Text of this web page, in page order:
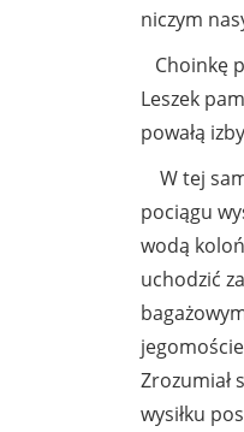
niczym
Choinkę
Leszek
powałą
W tej
pociągu
wodą
uchodzić
Zrozumiał
wysiłku